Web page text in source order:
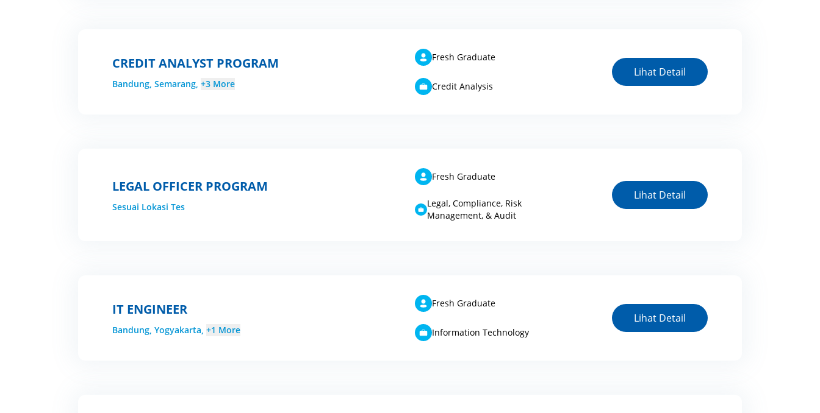
CREDIT ANALYST PROGRAM
Bandung, Semarang, +3 More
Fresh Graduate
Credit Analysis
Lihat Detail
LEGAL OFFICER PROGRAM
Sesuai Lokasi Tes
Fresh Graduate
Legal, Compliance, Risk
Management, & Audit
Lihat Detail
IT ENGINEER
Bandung, Yogyakarta, +1 More
Fresh Graduate
Information Technology
Lihat Detail